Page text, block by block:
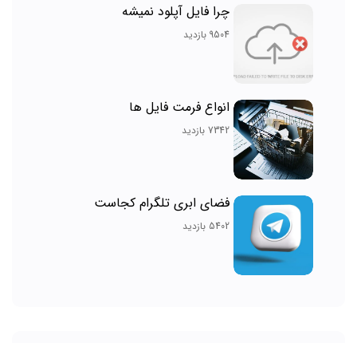
چرا فایل آپلود نمیشه
9504 بازدید
انواع فرمت فایل ها
7342 بازدید
فضای ابری تلگرام کجاست
5402 بازدید